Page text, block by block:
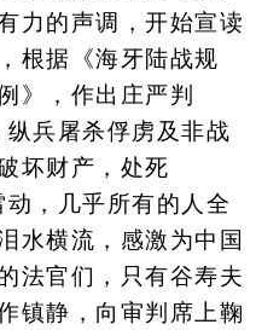
力的声调，开始宣读
根据《海牙陆战规
》，作出庄严判
兵屠杀俘虏及非战
坏财产，处死
，几乎所有的人全
水横流，感激为中国
法官们，只有谷寿夫
镇静，向审判席上鞠